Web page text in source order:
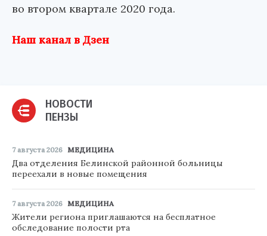
во втором квартале 2020 года.
Наш канал в Дзен
НОВОСТИ
ПЕНЗЫ
7 августа 2026 МЕДИЦИНА
Два отделения Белинской районной больницы
переехали в новые помещения
7 августа 2026 МЕДИЦИНА
Жители региона приглашаются на бесплатное
обследование полости рта